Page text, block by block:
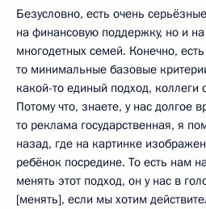
Безусловно, есть очень
на финансовую поддержку, но и на
многодетных семей. Конечно,
то минимальные базовые
какой-то единый подход, коллеги
Потому что, знаете, у нас долгое
то реклама государственная, я
назад, где на картинке
ребёнок посредине. То есть нам
менять этот подход, он у нас в
[менять], если мы хотим